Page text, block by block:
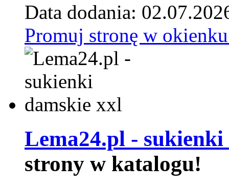
Data dodania:
Promuj stronę w
Lema24.pl -
strony w katalogu!